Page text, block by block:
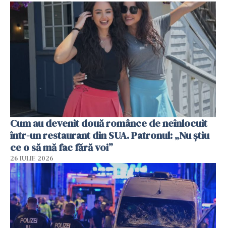
Cum au devenit două românce de neînlocuit
într-un restaurant din SUA. Patronul: „Nu știu
ce o să mă fac fără voi”
26 IULIE 2026